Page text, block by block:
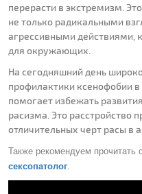
перерасти в экстремизм.
не только радикальными
агрессивными действиями,
для окружающих.
На сегодняшний день
профилактики ксенофобии
помогает избежать
расизма. Это расстройство
отличительных черт расы в
Также рекомендуем прочитать
сексопатолог.